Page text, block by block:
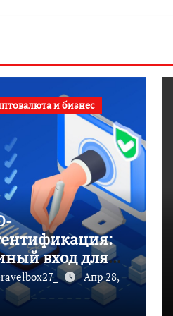
и бизнес
вход для
и
Апр 28,